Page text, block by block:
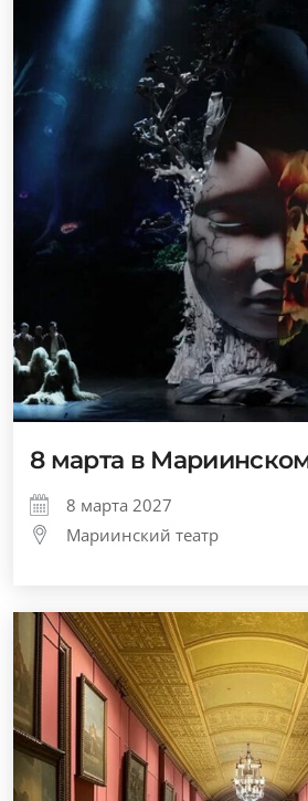
8 марта в
8 марта 2027
Мариинский театр